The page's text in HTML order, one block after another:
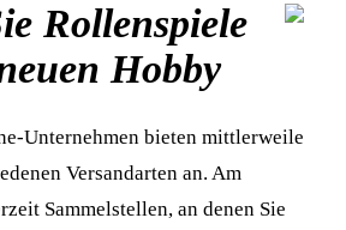
Rollenspiele
Hobby
Unternehmen bieten mittlerweile
Versandarten an. Am
Sammelstellen, an denen Sie